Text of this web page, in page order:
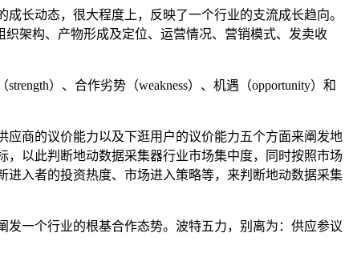
长动态，很大程度上，反映了一个行业的支流成长趋向。
架构、产物形成及定位、运营情况、营销模式、发卖收
）、合作劣势（weakness）、机遇（opportunity）和
商的议价能力以及下逛用户的议价能力五个方面来阐发地
以此判断地动数据采集器行业市场集中度，同时按照市场
入者的投资热度、市场进入策略等，来判断地动数据采集
一个行业的根基合作态势。波特五力，别离为：供应参议